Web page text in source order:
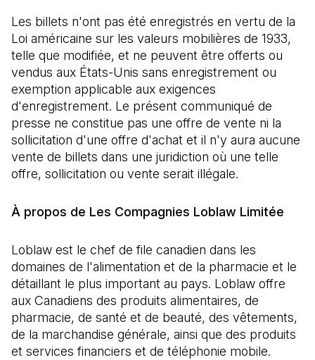
Les billets n'ont pas été enregistrés en vertu de la
Loi américaine sur les valeurs mobilières de 1933,
telle que modifiée, et ne peuvent être offerts ou
vendus aux États-Unis sans enregistrement ou
exemption applicable aux exigences
d'enregistrement. Le présent communiqué de
presse ne constitue pas une offre de vente ni la
sollicitation d'une offre d'achat et il n'y aura aucune
vente de billets dans une juridiction où une telle
offre, sollicitation ou vente serait illégale.
À propos de Les Compagnies Loblaw Limitée
Loblaw est le chef de file canadien dans les
domaines de l'alimentation et de la pharmacie et le
détaillant le plus important au pays. Loblaw offre
aux Canadiens des produits alimentaires, de
pharmacie, de santé et de beauté, des vêtements,
de la marchandise générale, ainsi que des produits
et services financiers et de téléphonie mobile.